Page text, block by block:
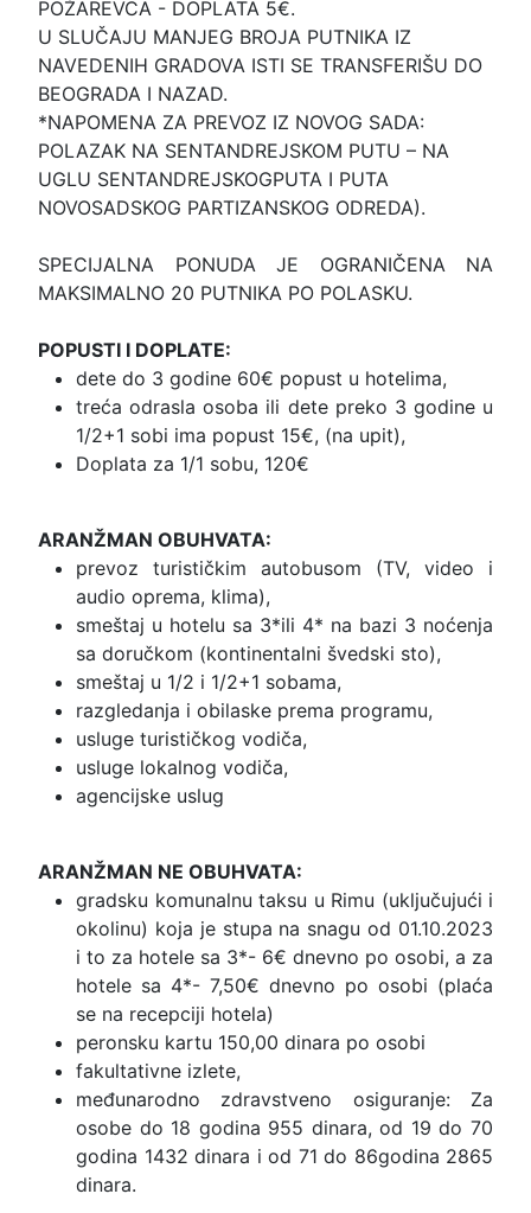
POŽAREVCA - DOPLATA 5€.
U SLUČAJU MANJEG BROJA PUTNIKA IZ
NAVEDENIH GRADOVA ISTI SE TRANSFERIŠU DO
BEOGRADA I NAZAD.
*NAPOMENA ZA PREVOZ IZ NOVOG SADA:
POLAZAK NA SENTANDREJSKOM PUTU – NA
UGLU SENTANDREJSKOGPUTA I PUTA
NOVOSADSKOG PARTIZANSKOG ODREDA).
SPECIJALNA PONUDA JE OGRANIČENA NA
MAKSIMALNO 20 PUTNIKA PO POLASKU.
POPUSTI I DOPLATE:
dete do 3 godine 60€ popust u hotelima,
treća odrasla osoba ili dete preko 3 godine u
1/2+1 sobi ima popust 15€, (na upit),
Doplata za 1/1 sobu, 120€
ARANŽMAN OBUHVATA:
prevoz turističkim autobusom (TV, video i
audio oprema, klima),
smeštaj u hotelu sa 3*ili 4* na bazi 3 noćenja
sa doručkom (kontinentalni švedski sto),
smeštaj u 1/2 i 1/2+1 sobama,
razgledanja i obilaske prema programu,
usluge turističkog vodiča,
usluge lokalnog vodiča,
agencijske uslug
ARANŽMAN NE OBUHVATA:
gradsku komunalnu taksu u Rimu (uključujući i
okolinu) koja je stupa na snagu od 01.10.2023
i to za hotele sa 3*- 6€ dnevno po osobi, a za
hotele sa 4*- 7,50€ dnevno po osobi (plaća
se na recepciji hotela)
peronsku kartu 150,00 dinara po osobi
fakultativne izlete,
međunarodno zdravstveno osiguranje: Za
osobe do 18 godina 955 dinara, od 19 do 70
godina 1432 dinara i od 71 do 86godina 2865
dinara.